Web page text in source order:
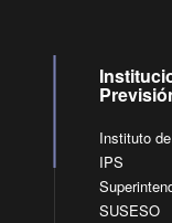
Instituto
IPS
SUSESO